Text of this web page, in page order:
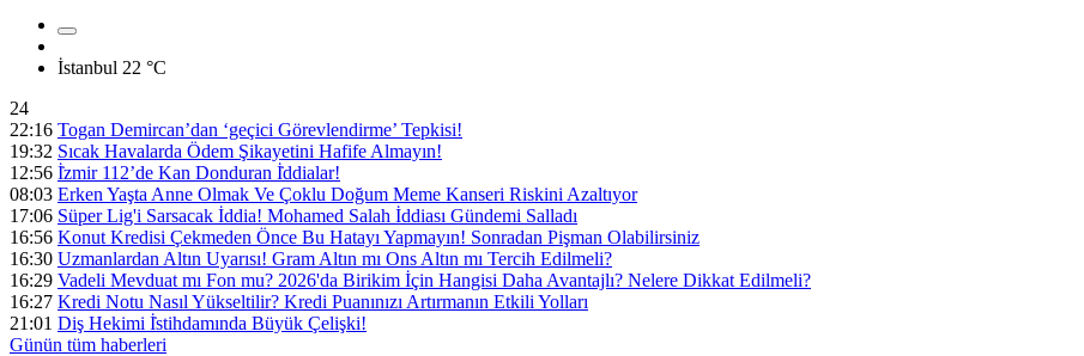
İstanbul 22 °C
24
22:16 Togan Demircan’dan ‘geçici Görevlendirme’ Tepkisi!
19:32 Sıcak Havalarda Ödem Şikayetini Hafife Almayın!
12:56 İ̇zmir 112’de Kan Donduran İ̇ddialar!
08:03 Erken Yaşta Anne Olmak Ve Çoklu Doğum Meme Kanseri Riskini Azaltıyor
17:06 Süper Lig'i Sarsacak İddia! Mohamed Salah İddiası Gündemi Salladı
16:56 Konut Kredisi Çekmeden Önce Bu Hatayı Yapmayın! Sonradan Pişman Olabilirsiniz
16:30 Uzmanlardan Altın Uyarısı! Gram Altın mı Ons Altın mı Tercih Edilmeli?
16:29 Vadeli Mevduat mı Fon mu? 2026'da Birikim İçin Hangisi Daha Avantajlı? Nelere Dikkat Edilmeli?
16:27 Kredi Notu Nasıl Yükseltilir? Kredi Puanınızı Artırmanın Etkili Yolları
21:01 Diş Hekimi İ̇stihdamında Büyük Çelişki!
Günün tüm haberleri